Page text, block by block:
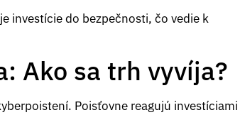
investície do bezpečnosti, čo vedie k
Ako sa trh vyvíja?
Poisťovne reagujú investíciami